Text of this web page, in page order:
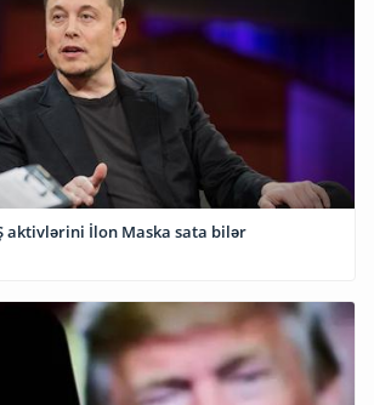
aktivlərini İlon Maska sata bilər